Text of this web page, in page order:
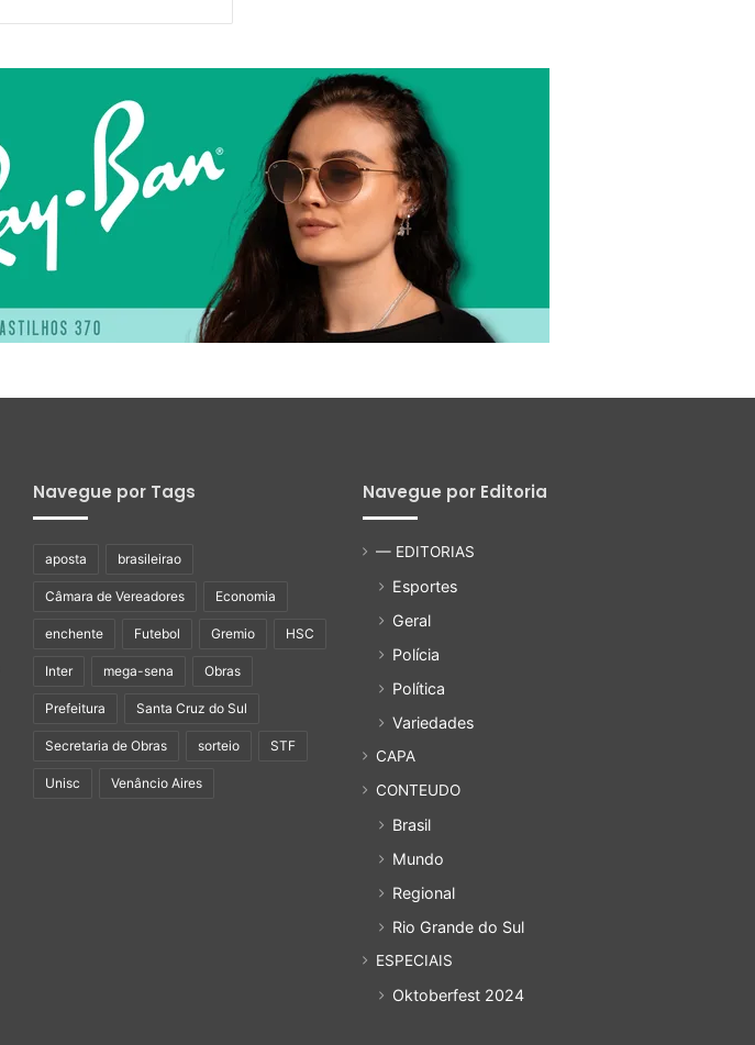
Navegue por Tags
aposta brasileirao
Câmara de Vereadores Economia
enchente Futebol Gremio HSC
Inter mega-sena Obras
Prefeitura Santa Cruz do Sul
Secretaria de Obras sorteio STF
Unisc Venâncio Aires
Navegue por Editoria
— EDITORIAS
Esportes
Geral
Polícia
Política
Variedades
CAPA
CONTEUDO
Brasil
Mundo
Regional
Rio Grande do Sul
ESPECIAIS
Oktoberfest 2024